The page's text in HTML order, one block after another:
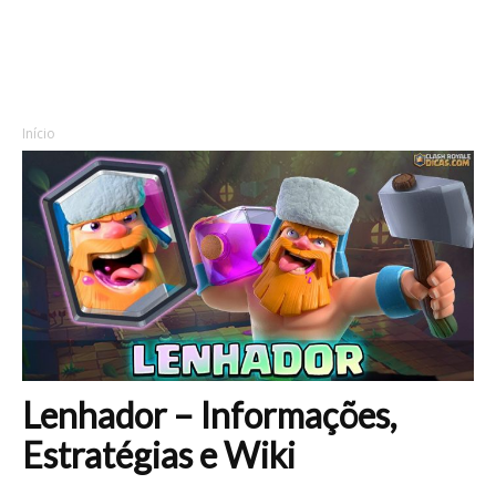
Início
Lenhador – Informações,
Estratégias e Wiki